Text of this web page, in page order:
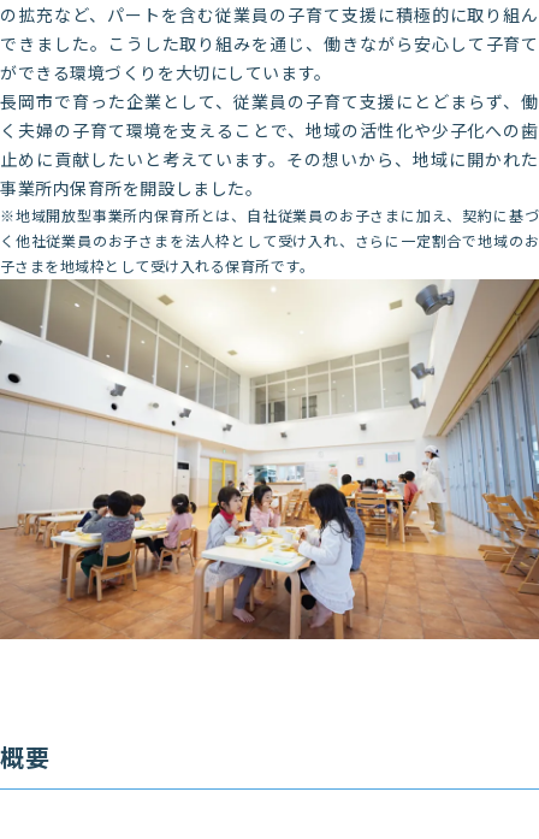
の拡充など、パートを含む従業員の子育て支援に積極的に取り組ん
できました。こうした取り組みを通じ、働きながら安心して子育て
ができる環境づくりを大切にしています。
長岡市で育った企業として、従業員の子育て支援にとどまらず、働
く夫婦の子育て環境を支えることで、地域の活性化や少子化への歯
止めに貢献したいと考えています。その想いから、地域に開かれた
事業所内保育所を開設しました。
※地域開放型事業所内保育所とは、自社従業員のお子さまに加え、契約に基づ
く他社従業員のお子さまを法人枠として受け入れ、さらに一定割合で地域のお
子さまを地域枠として受け入れる保育所です。
概要